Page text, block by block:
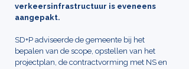
verkeersinfrastructuur is eveneens
aangepakt.
SD+P adviseerde de gemeente bij het
bepalen van de scope, opstellen van het
projectplan, de contractvorming met NS en